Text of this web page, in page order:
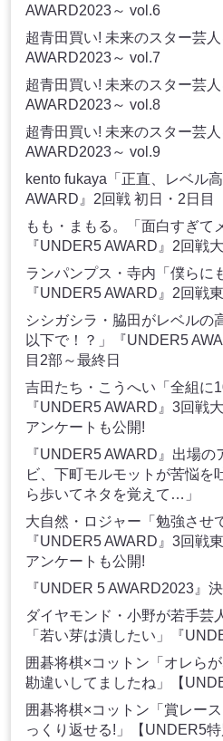
AWARD2023～ vol.6
超青田買い! 未来のスター芸
AWARD2023～ vol.7
超青田買い! 未来のスター芸
AWARD2023～ vol.8
超青田買い! 未来のスター芸
AWARD2023～ vol.9
kento fukaya「正直、レベル
AWARD』2回戦 初日・2日目
もも・まもる。「面白すぎて
『UNDER5 AWARD』2回戦
ランパンプス・寺内「僕らに
『UNDER5 AWARD』2回戦
シシガシラ・脇田がレベルの
以下で！？」『UNDER5
目2部～最終日
吉田たち・こうへい「全組に
『UNDER5 AWARD』3回戦
アンケートも公開!
『UNDER5 AWARD』出場
ビ、下町モルモットが苦悩を
ら歩いてネタを覚えて…」
大自然・ロジャー「勉強させ
『UNDER5 AWARD』3回戦
アンケートも公開!
『UNDER 5 AWARD2023』
ダイヤモンド・小野が若手芸
「若い芽は潰したい」『
囲碁将棋×コットン「オレら
勘違いしてましたね」【
囲碁将棋×コットン「賞レー
っくり返せる!」【UNDER5特